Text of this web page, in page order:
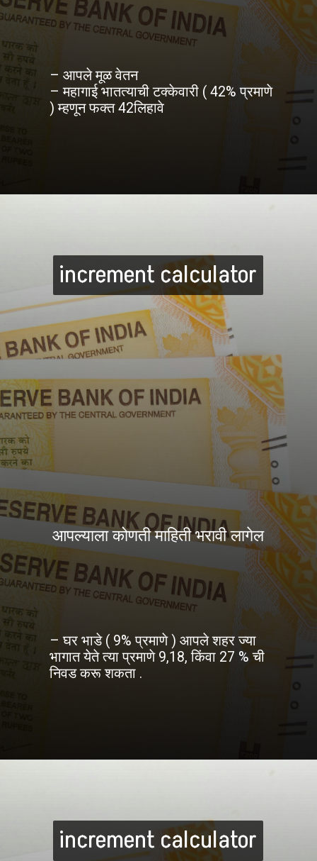
– आपले मूळ वेतन
– महागाई भातत्याची टक्केवारी ( 42% प्रमाणे
) म्हणून फक्त 42लिहावे
increment calculator
increment calculator
आपल्याला कोणती माहिती भरावी लागेल
– घर भाडे ( 9% प्रमाणे ) आपले शहर ज्या
भागात येते त्या प्रमाणे 9,18, किंवा 27 % ची
निवड करू शकता .
increment calculator
increment calculator